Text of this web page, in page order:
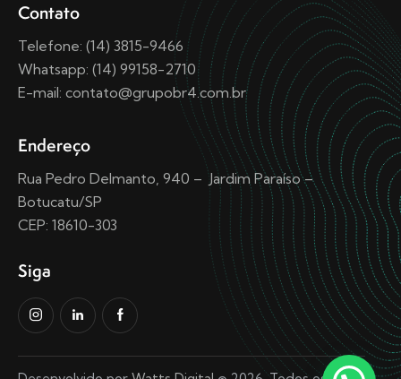
Contato
Telefone: (14) 3815-9466
Whatsapp: (14) 99158-2710
E-mail: contato@grupobr4.com.br
Endereço
Rua Pedro Delmanto, 940 – Jardim Paraíso –
Botucatu/SP
CEP: 18610-303
Siga